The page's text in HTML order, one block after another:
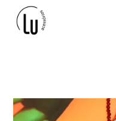
Blog